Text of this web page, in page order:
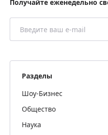
Получайте еженедельно
Разделы
Шоу-Бизнес
Общество
Наука